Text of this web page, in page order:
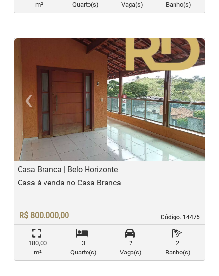
m²
Quarto(s)
Vaga(s)
Banho(s)
‹
Previous
›
Casa Branca | Belo Horizonte
Código. 14476
Código. 14476
Casa à venda no Casa Branca
R$ 800.000,00
180,00
m²
3
Quarto(s)
2
Vaga(s)
2
Banho(s)